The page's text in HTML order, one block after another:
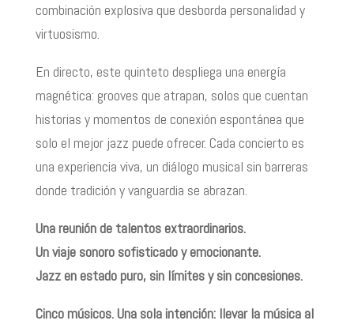
combinación explosiva que desborda personalidad y
virtuosismo.
En directo, este quinteto despliega una energía
magnética: grooves que atrapan, solos que cuentan
historias y momentos de conexión espontánea que
solo el mejor jazz puede ofrecer. Cada concierto es
una experiencia viva, un diálogo musical sin barreras
donde tradición y vanguardia se abrazan.
Una reunión de talentos extraordinarios.
Un viaje sonoro sofisticado y emocionante.
Jazz en estado puro, sin límites y sin concesiones.
Cinco músicos. Una sola intención: llevar la música al